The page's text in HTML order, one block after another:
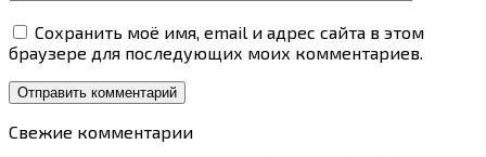
Сохранить моё имя, email и адрес сайта в этом
браузере для последующих моих комментариев.
Свежие комментарии